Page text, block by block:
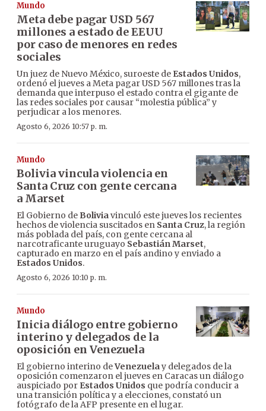
Mundo
Meta debe pagar USD 567
millones a estado de EEUU
por caso de menores en redes
sociales
Un juez de Nuevo México, suroeste de Estados Unidos,
ordenó el jueves a Meta pagar USD 567 millones tras la
demanda que interpuso el estado contra el gigante de
las redes sociales por causar “molestia pública” y
perjudicar a los menores.
Agosto 6, 2026 10:57 p. m.
Mundo
Bolivia vincula violencia en
Santa Cruz con gente cercana
a Marset
El Gobierno de Boliviavinculó este jueves los recientes
hechos de violencia suscitados en Santa Cruz, la región
más poblada del país, con gente cercana al
narcotraficante uruguayo Sebastián Marset,
capturado en marzo en el país andino y enviado a
Estados Unidos.
Agosto 6, 2026 10:10 p. m.
Mundo
Inicia diálogo entre gobierno
interino y delegados de la
oposición en Venezuela
El gobierno interino deVenezuelay delegados de la
oposición comenzaron el jueves en Caracas un diálogo
auspiciado por Estados Unidos que podría conducir a
una transición política y a elecciones, constató un
fotógrafo de la AFP presente en el lugar.